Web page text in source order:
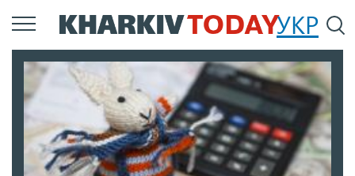
Перейти
к
содержанию
УКР